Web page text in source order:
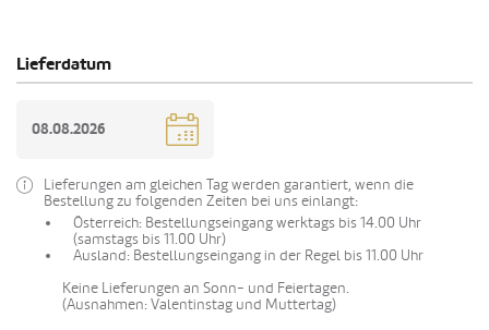
Lieferdatum
Lieferungen am gleichen Tag werden garantiert, wenn die
Bestellung zu folgenden Zeiten bei uns einlangt:
Österreich: Bestellungseingang werktags bis 14.00 Uhr
(samstags bis 11.00 Uhr)
Ausland: Bestellungseingang in der Regel bis 11.00 Uhr
Keine Lieferungen an Sonn- und Feiertagen.
(Ausnahmen: Valentinstag und Muttertag)